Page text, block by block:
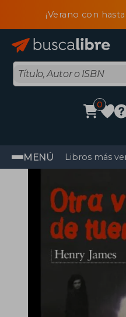
¡Verano con
0
MENÚ Libros más